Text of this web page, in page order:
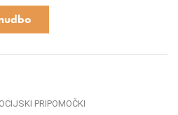
PRIPOMOČKI